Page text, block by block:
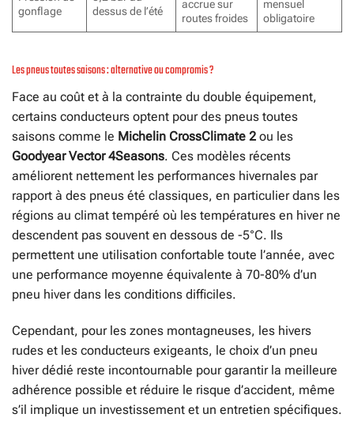
gonflage
dessus de l’été
accrue sur
routes froides
mensuel
obligatoire
Les pneus toutes saisons : alternative ou compromis ?
Face au coût et à la contrainte du double équipement,
certains conducteurs optent pour des pneus toutes
saisons comme le Michelin CrossClimate 2 ou les
Goodyear Vector 4Seasons. Ces modèles récents
améliorent nettement les performances hivernales par
rapport à des pneus été classiques, en particulier dans les
régions au climat tempéré où les températures en hiver ne
descendent pas souvent en dessous de -5°C. Ils
permettent une utilisation confortable toute l’année, avec
une performance moyenne équivalente à 70-80% d’un
pneu hiver dans les conditions difficiles.
Cependant, pour les zones montagneuses, les hivers
rudes et les conducteurs exigeants, le choix d’un pneu
hiver dédié reste incontournable pour garantir la meilleure
adhérence possible et réduire le risque d’accident, même
s’il implique un investissement et un entretien spécifiques.